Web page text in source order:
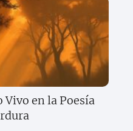
Vivo en la Poesía